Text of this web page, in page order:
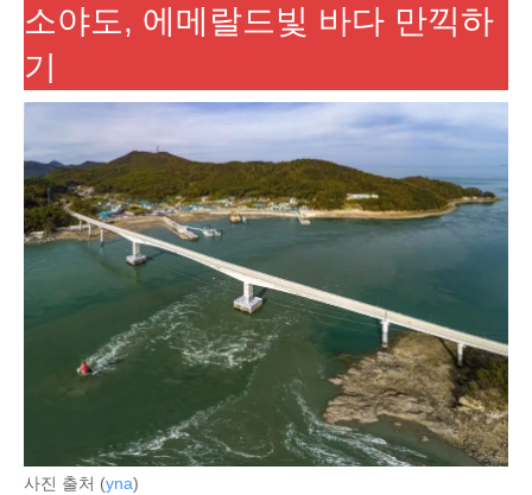
소야도, 에메랄드빛 바다 만끽하
기
사진 출처 (yna)